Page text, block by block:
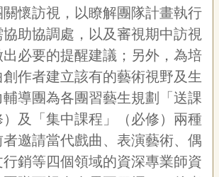
懷訪視，以瞭解團隊計畫執行
助協調處，以及審視期中訪視
必要的提醒建議；另外，為培
作者建立該有的藝術視野及生
導團為各團習藝生規劃「送課
及「集中課程」（必修）兩種
邀請當代戲曲、表演藝術、偶
銷等四個領域的資深專業師資